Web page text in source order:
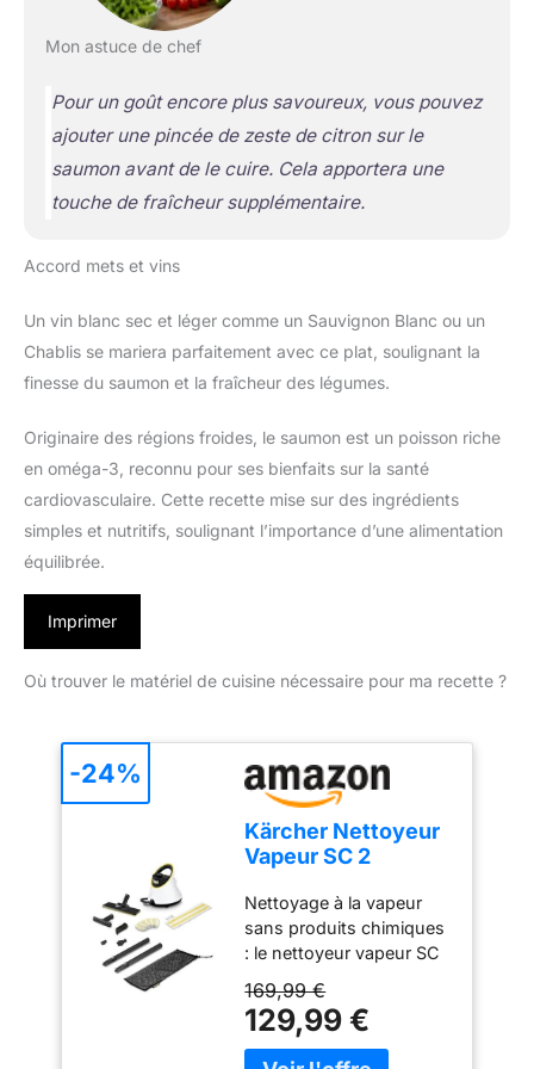
Mon astuce de chef
Pour un goût encore plus savoureux, vous pouvez
ajouter une pincée de zeste de citron sur le
saumon avant de le cuire. Cela apportera une
touche de fraîcheur supplémentaire.
Accord mets et vins
Un vin blanc sec et léger comme un Sauvignon Blanc ou un
Chablis se mariera parfaitement avec ce plat, soulignant la
finesse du saumon et la fraîcheur des légumes.
Originaire des régions froides, le saumon est un poisson riche
en oméga-3, reconnu pour ses bienfaits sur la santé
cardiovasculaire. Cette recette mise sur des ingrédients
simples et nutritifs, soulignant l’importance d’une alimentation
équilibrée.
Imprimer
Où trouver le matériel de cuisine nécessaire pour ma recette ?
Kärcher Nettoyeur
Vapeur SC 2
75m², Réservoir : 1
l, Pression Vapeur :
3,2 bar, Temps
Préchauffage : 6,5
min, Puissance : 1
500 W, Set de
Nettoyage de Sol
Nettoyage à la vapeur
sans produits chimiques
: le nettoyeur vapeur SC
efficacement la saleté et
99,999% des virus* et
bactéries** grâce à une
169,99 €
129,99 €
-24%